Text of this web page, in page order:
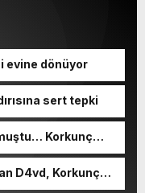
evine dönüyor
sert tepki
Korkunç
D4vd, Korkunç